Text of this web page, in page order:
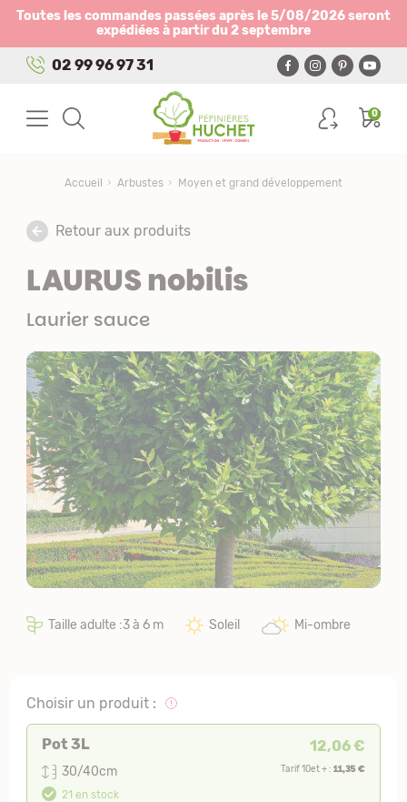
Toutes les commandes passées après le 5/08/2026 seront
expédiées à partir du 2 septembre
02 99 96 97 31
0
Accueil Arbustes Moyen et grand développement
Retour aux produits
LAURUS nobilis
Laurier sauce
Taille adulte :3 à 6 m Soleil Mi-ombre
Choisir un produit :
Pot 3L 12,06 €
30/40cm
21 en stock
Tarif 10et + :11,35 €
Panneau de gestion des cookies